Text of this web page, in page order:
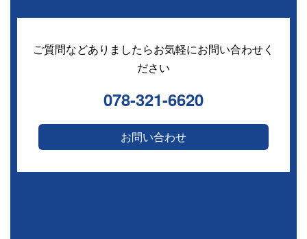
ご質問などありましたらお気軽にお問い合わせく
ださい
078-321-6620
お問い合わせ